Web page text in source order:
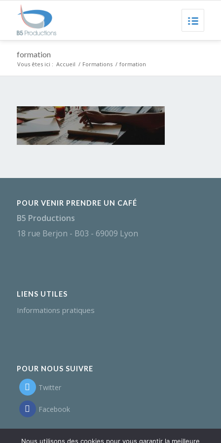
formation
Vous êtes ici : Accueil / Formations / formation
POUR VENIR PRENDRE UN CAFÉ
B5 Productions
18 rue Berjon - B03 - 69009 Lyon
LIENS UTILES
Informations pratiques
POUR NOUS SUIVRE
Twitter
Facebook
Nous utilisons des cookies pour vous garantir la meilleure